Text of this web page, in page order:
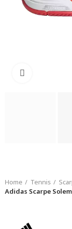
Home Tennis
Adidas Scarpe